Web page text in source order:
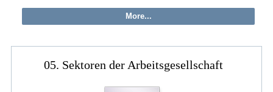
05. Sektoren der Arbeitsgesellschaft